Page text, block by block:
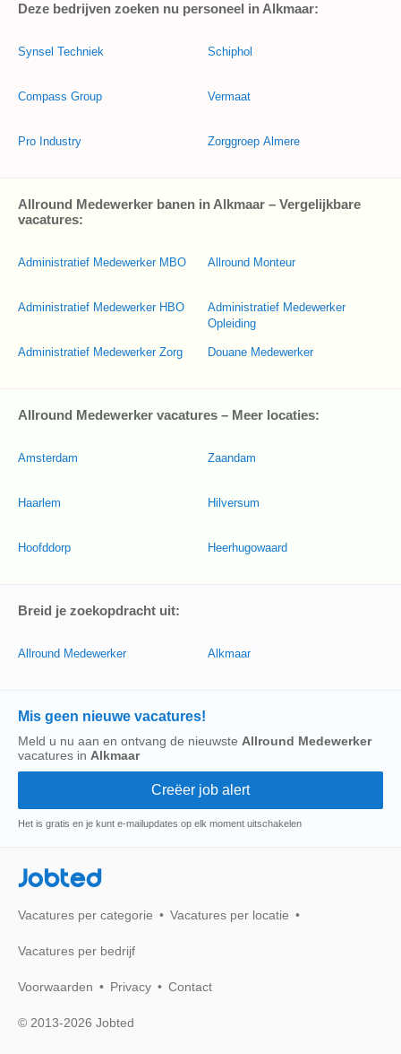
Deze bedrijven zoeken nu personeel in Alkmaar:
Synsel Techniek
Compass Group
Pro Industry
Schiphol
Vermaat
Zorggroep Almere
Allround Medewerker banen in Alkmaar – Vergelijkbare
vacatures:
Administratief Medewerker MBO
Administratief Medewerker HBO
Administratief Medewerker Zorg
Allround Monteur
Administratief Medewerker
Opleiding
Douane Medewerker
Allround Medewerker vacatures – Meer locaties:
Amsterdam
Haarlem
Hoofddorp
Zaandam
Hilversum
Heerhugowaard
Breid je zoekopdracht uit:
Allround Medewerker Alkmaar
Mis geen nieuwe vacatures!
Meld u nu aan en ontvang de nieuwste Allround Medewerker
vacatures in Alkmaar
Het is gratis en je kunt e-mailupdates op elk moment uitschakelen
Jobted
Vacatures per categorie Vacatures per locatie
Vacatures per bedrijf
Voorwaarden Privacy Contact
© 2013-2026 Jobted